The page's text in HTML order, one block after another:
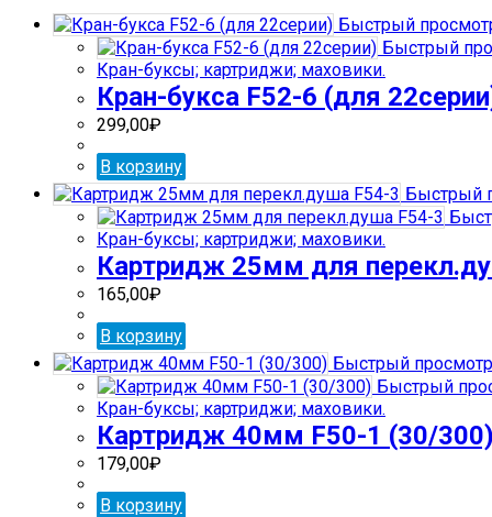
(г.Тула)
Быстрый
Быстрый
Кран-буксы; картриджи; маховики.
Кран-букса F52-6 (для
299,00₽
В корзину
Быстрый
Кран-буксы; картриджи; маховики.
Картридж 25мм для
165,00₽
В корзину
Быстрый просмотр
Быстрый
Кран-буксы; картриджи; маховики.
Картридж 40мм F50-1 (30/
179,00₽
В корзину